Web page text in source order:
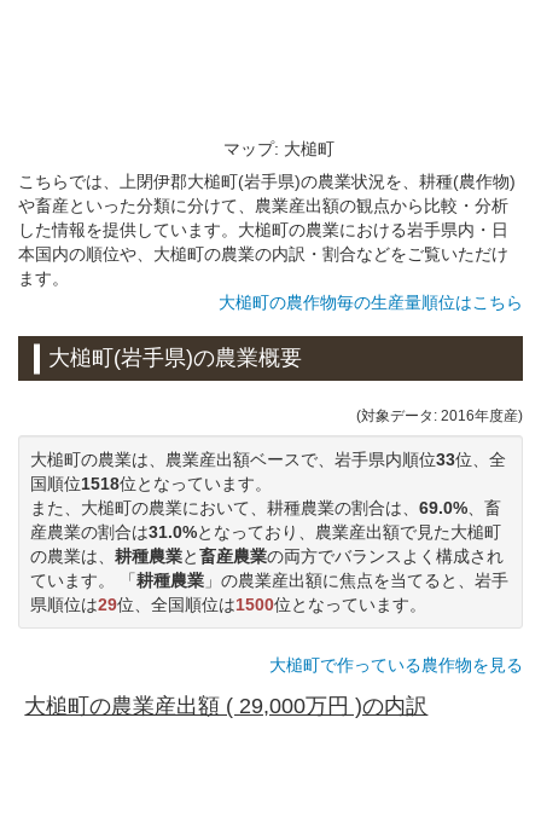
マップ: 大槌町
こちらでは、上閉伊郡大槌町(岩手県)の農業状況を、耕種(農作物)
や畜産といった分類に分けて、農業産出額の観点から比較・分析
した情報を提供しています。大槌町の農業における岩手県内・日
本国内の順位や、大槌町の農業の内訳・割合などをご覧いただけ
ます。
大槌町の農作物毎の生産量順位はこちら
大槌町(岩手県)の農業概要
(対象データ: 2016年度産)
大槌町の農業は、農業産出額ベースで、岩手県内順位33位、全
国順位1518位となっています。
また、大槌町の農業において、耕種農業の割合は、 69.0% 、畜
産農業の割合は31.0%となっており、農業産出額で見た大槌町
の農業は、 耕種農業と畜産農業の両方でバランスよく構成され
ています。 「耕種農業 」の農業産出額に焦点を当てると、岩手
県順位は29位、全国順位は1500位となっています。
大槌町で作っている農作物を見る
大槌町の農業産出額 ( 29,000万円 )の内訳